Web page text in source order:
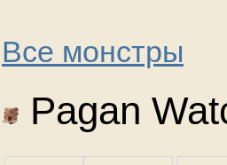
Все монстры
Pagan